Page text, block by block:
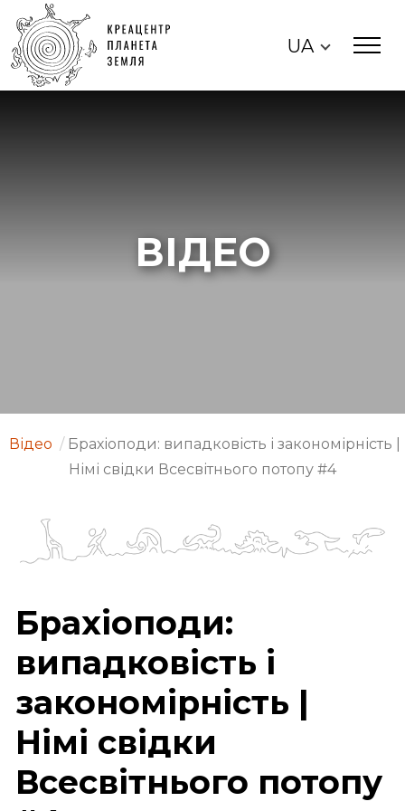
UA
ВІДЕО
Відео / Брахіоподи: випадковість і закономірність |
Німі свідки Всесвітнього потопу #4
Брахіоподи:
випадковість і
закономірність |
Німі свідки
Всесвітнього потопу